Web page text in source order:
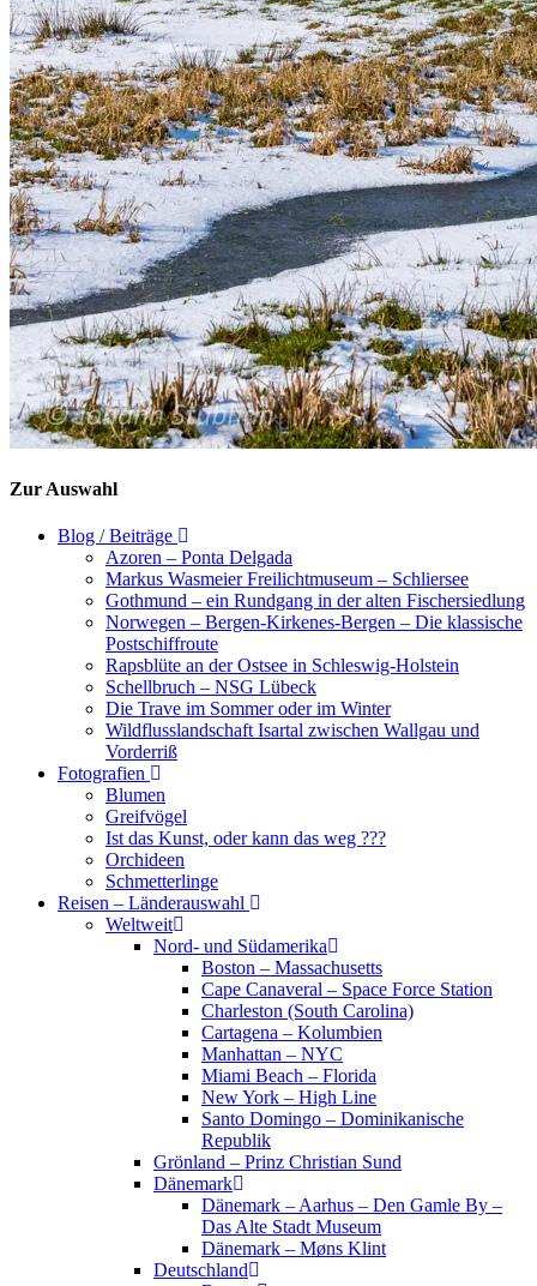
Zur Auswahl
Blog / Beiträge
Azoren – Ponta Delgada
Markus Wasmeier Freilichtmuseum – Schliersee
Gothmund – ein Rundgang in der alten Fischersiedlung
Norwegen – Bergen-Kirkenes-Bergen – Die klassische
Postschiffroute
Rapsblüte an der Ostsee in Schleswig-Holstein
Schellbruch – NSG Lübeck
Die Trave im Sommer oder im Winter
Wildflusslandschaft Isartal zwischen Wallgau und
Vorderriß
Fotografien
Blumen
Greifvögel
Ist das Kunst, oder kann das weg ???
Orchideen
Schmetterlinge
Reisen – Länderauswahl
Weltweit
Nord- und Südamerika
Boston – Massachusetts
Cape Canaveral – Space Force Station
Charleston (South Carolina)
Cartagena – Kolumbien
Manhattan – NYC
Miami Beach – Florida
New York – High Line
Santo Domingo – Dominikanische
Republik
Grönland – Prinz Christian Sund
Dänemark
Dänemark – Aarhus – Den Gamle By –
Das Alte Stadt Museum
Dänemark – Møns Klint
Deutschland